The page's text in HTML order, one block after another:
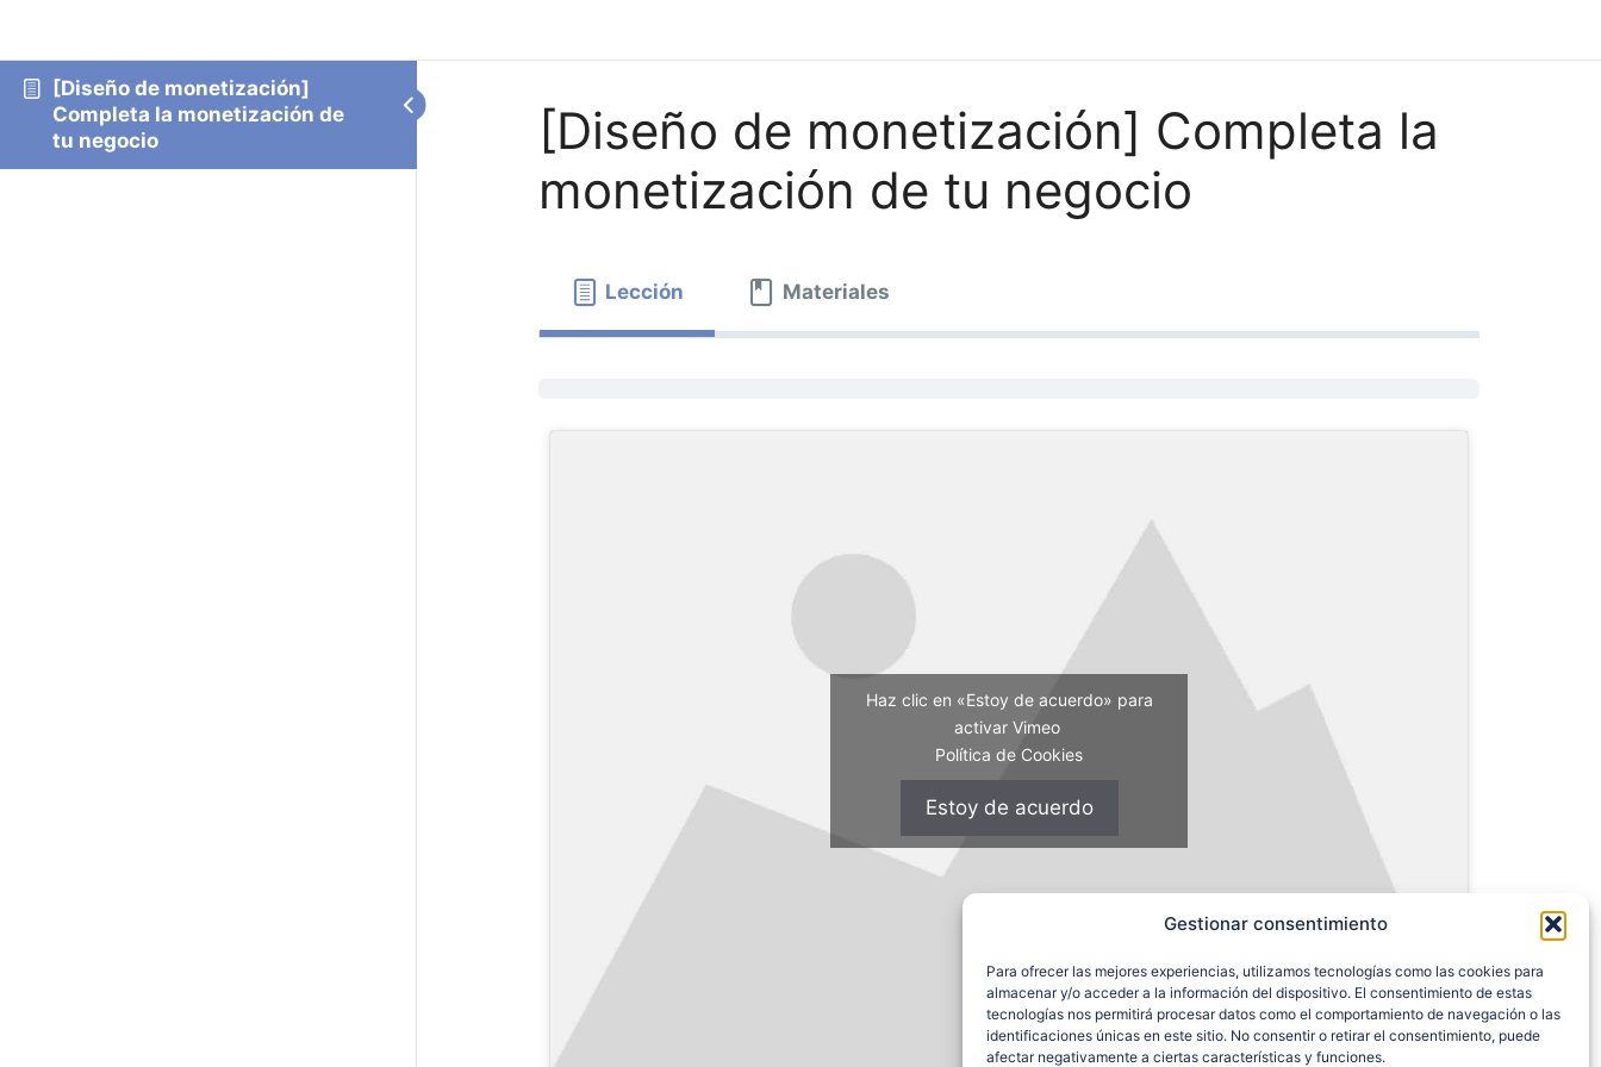
Gestionar consentimiento
Para ofrecer las mejores experiencias, utilizamos tecnologías como las cookies para
almacenar y/o acceder a la información del dispositivo. El consentimiento de estas
tecnologías nos permitirá procesar datos como el comportamiento de navegación o las
identificaciones únicas en este sitio. No consentir o retirar el consentimiento, puede
afectar negativamente a ciertas características y funciones.
[Diseño de monetización]
Completa la monetización de
tu negocio
[Diseño de monetización] Completa la
monetización de tu negocio
Lección Materiales
Haz clic en «Estoy de acuerdo» para
activar Vimeo
Política de Cookies
Estoy de acuerdo